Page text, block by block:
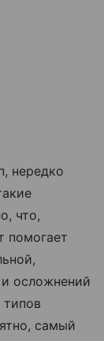
нередко
что,
помогает
осложнений
самый